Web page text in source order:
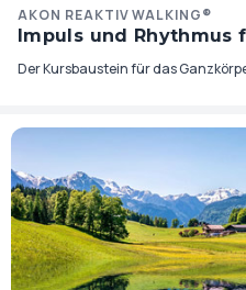
AKON REAKTIV WALKING®
Impuls und Rhythmus
Der Kursbaustein für das